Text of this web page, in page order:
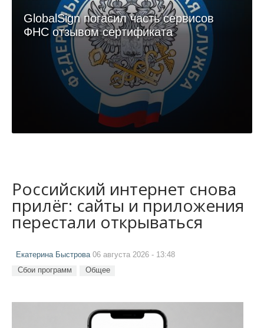
GlobalSign погасил часть сервисов
ФНС отзывом сертификата
Российский интернет снова
прилёг: сайты и приложения
перестали открываться
Екатерина Быстрова 06 августа 2026 - 13:48
Сбои программ Общее